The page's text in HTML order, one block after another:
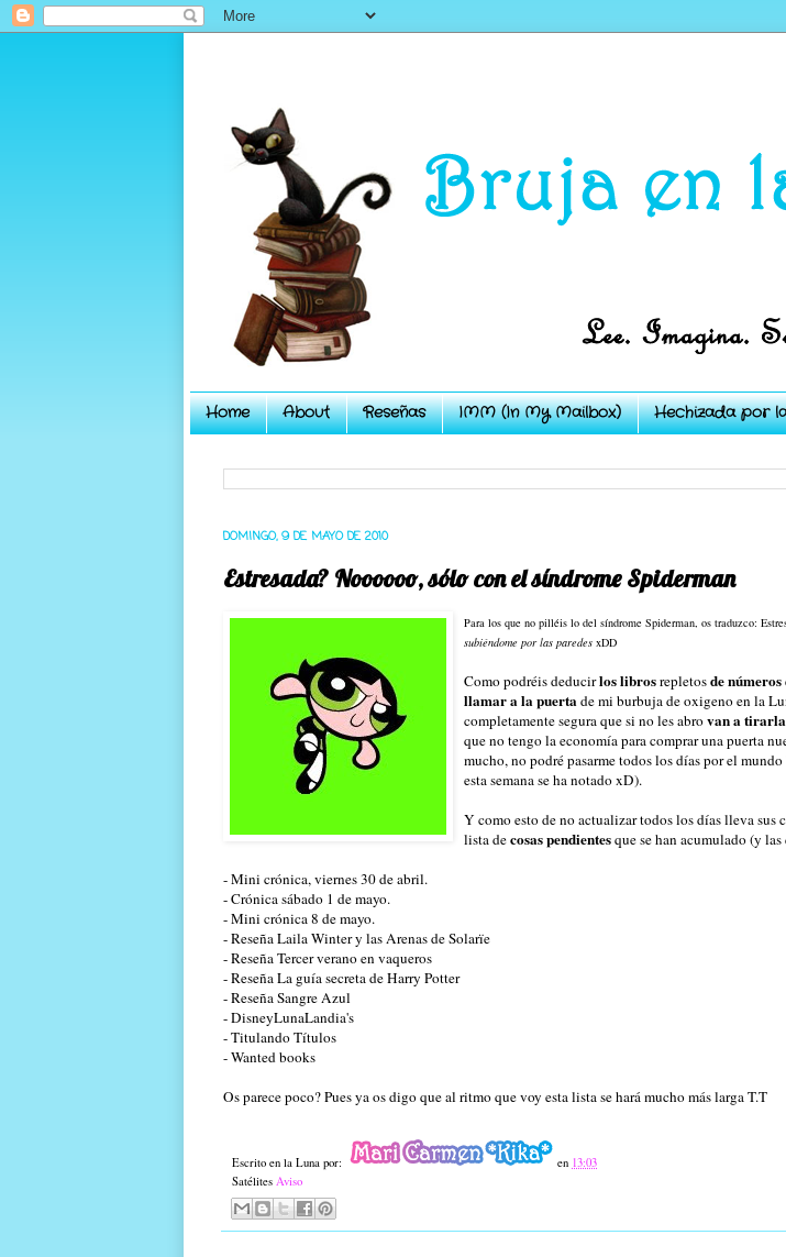
Home About Reseñas IMM (In My Mailbox) Hechizada por
DOMINGO, 9 DE MAYO DE 2010
Estresada? Noooooo, sólo con el síndrome Spiderman
Para los que no pilléis lo del síndrome Spiderman, os traduzco:
subiéndome por las paredes xDD
Como podréis deducirlos librosrepletosde números
llamar a la puertade mi burbuja de oxigeno en la
completamentesegura que si no lesabrovan a
que no tengo la economía para comprar una puerta
mucho, no podré pasarme todos los días por el mundo
esta semana se ha notadoxD).
Y como esto de no actualizar todos los días lleva sus
lista decosas pendientesquesehan acumulado (y las
-Mini crónica, viernes 30 de abril.
- Crónica sábado 1 de mayo.
-Mini crónica 8 de mayo.
- ReseñaLailaWintery las Arenas deSolarïe
- Reseña Tercer verano en vaqueros
- Reseña La guía secreta deHarry Potter
- Reseña Sangre Azul
-DisneyLunaLandia's
- Titulando Títulos
-Wantedbooks
Os parece poco? Pues ya os digo que al ritmo que voy esta lista se hará mucho más larga T.T
Escrito en la Luna por: en 13:03
Satélites Aviso